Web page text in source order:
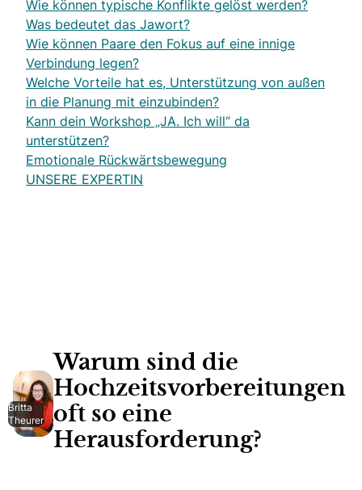
Wie können typische Konflikte gelöst werden?
Was bedeutet das Jawort?
Wie können Paare den Fokus auf eine innige
Verbindung legen?
Welche Vorteile hat es, Unterstützung von außen
in die Planung mit einzubinden?
Kann dein Workshop „JA. Ich will“ da
unterstützen?
Emotionale Rückwärtsbewegung
UNSERE EXPERTIN
Britta
Theurer
Warum sind die
Hochzeitsvorbereitungen
oft so eine
Herausforderung?